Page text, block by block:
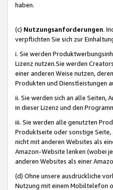
haben.
(c) Nutzungsanforderungen.
verpflichten Sie sich zur
i. Sie werden
Lizenz nutzen.Sie werden
einer anderen Weise nutzen,
Produkten und Dienstleistungen
ii. Sie werden sich an alle Seiten,
in dieser Lizenz und den
iii. Sie werden alle genutzten
Produktseite oder sonstige
nicht mit anderen Websites als
Amazon-Website lenken (wobei
anderen Websites als einer
(d) Ohne unsere ausdrückliche
Nutzung mit einem Mobiltelefon